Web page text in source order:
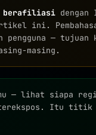
berafiliasi
ini.
pengguna — tujuan
masing.
— lihat siapa
terekspos. Itu titik